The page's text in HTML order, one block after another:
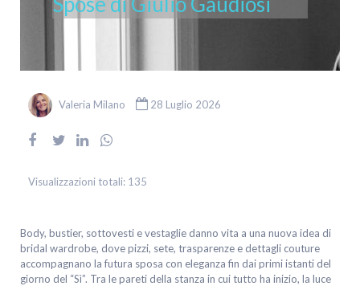
Valeria Milano 28 Luglio 2026
Visualizzazioni totali: 135
Body, bustier, sottovesti e vestaglie danno vita a una nuova idea di
bridal wardrobe, dove pizzi, sete, trasparenze e dettagli couture
accompagnano la futura sposa con eleganza fin dai primi istanti del
giorno del “Sì”. Tra le pareti della stanza in cui tutto ha inizio, la luce